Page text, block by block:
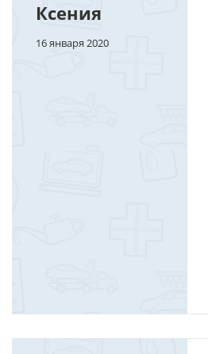
Ксения
16 января 2020